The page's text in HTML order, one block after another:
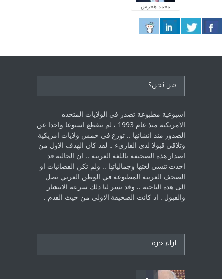
محمد هجرس
من نحن؟
اسبوعية مطبوعة تصدر في الولايات المتحده
الامريكية منذ عام 1993 ، لم ‏تنقطع اسبوعا واحدا عن
الصدور منذ انشائها .. توزع في خمس ولايات امريكية
‏وتلاقي قبولا لدى القارىء ..‏ لقد كان الهدف الاول من
اصدار هذه الصحيفة باللغة العربية .. ان الجالية قد
اخذت ‏تنسى لغتها وجمالياتها .. ولم تكن الفضائيات او
الصحف العربية المطبوعة في الوطن ‏العربي تصل
الى هذه الناحية .. وقد يسر لنا ذلك سرعة الانتشار
والقبول . اذ كانت ‏الصحيفة الاولى من حيث القدم . ‏
اراء حرة